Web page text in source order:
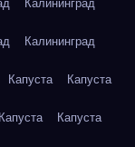
Калининград
Калининград
Капуста Капуста
Капуста Капуста